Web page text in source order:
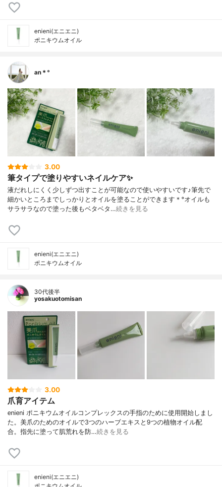
enieni(エニエニ)
ポニキウムオイル
an＊°
3.00
筆タイプで塗りやすいネイルケア✨
液だれしにくく少しずつ出すことが可能なので使いやすいです♪筆先で
細かいところまでしっかりとオイルを塗ることができます＊°オイルも
サラサラなので塗った後もベタベタ…続きを見る
enieni(エニエニ)
ポニキウムオイル
30代後半
yosakuotomisan
3.00
爪育アイテム
enieni ポニキウムオイルコンプレックスの手指のために使用開始しまし
た。美爪のためのオイルで3つのハーブエキスと9つの植物オイル配
合。指先に塗って肌荒れを防…続きを見る
enieni(エニエニ)